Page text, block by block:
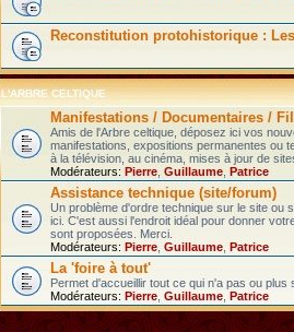
Reconstitution protohistorique :
L'ARBRE CELTIQUE
Manifestations / Documentaires /
Amis de l'Arbre celtique, déposez ici vos
manifestations, expositions permanentes ou
à la télévision, au cinéma, mises à jour de
Modérateurs: Pierre Guillaume Patrice
Assistance technique (site/forum)
Un problème d'ordre technique sur le site ou
ici. C'est aussi l'endroit idéal pour donner
sont proposées. Merci.
Modérateurs: Pierre Guillaume Patrice
La 'foire à tout'
Permet d'accueillir tout ce qui n'a pas ou
Modérateurs: Pierre Guillaume Patrice